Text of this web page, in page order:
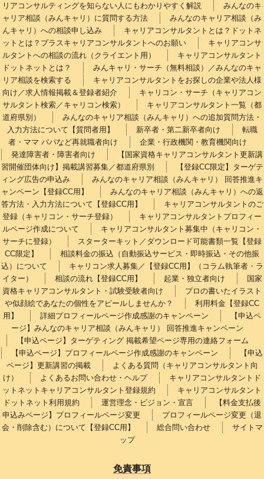
リアコンサルティングを知らない人にもわかりやすく解説
みんなのキ
ャリア相談（みんキャリ）に質問する方法
みんなのキャリア相談（み
んキャリ）への相談申し込み
キャリアコンサルタントとは？ドットネ
ットとは？プラスキャリアコンサルタントへのお願い
キャリアコンサ
ルタントへの相談の流れ（クライエント用）
キャリアコンサルタント
ドットネットとは？
みんキャリ・サーチ（無料相談）／みんなのキャ
リア相談を検索する
キャリアコンサルタントをお探しの企業や法人様
向け／求人情報掲載＆登録者紹介
キャリコン・サーチ（キャリアコン
サルタント検索／キャリコン検索）
キャリアコンサルタント一覧（都
道府県別）
みんなのキャリア相談（みんキャリ）への追加質問方法・
入力方法について【質問者用】
新卒者・第二新卒者向け
転職
者・ママ パパなど再就職者向け
企業・行政機関・教育機関向け
発達障害者・障害者向け
【国家資格キャリアコンサルタント更新講
習開催団体向け】掲載講習募集／都道府県別
【登録CC限定】ターゲテ
ィング広告の申込み
みんなのキャリア相談（みんキャリ） 回答推進キ
ャンペーン【登録CC用】
みんなのキャリア相談（みんキャリ）への返
答方法・入力方法について【登録CC用】
キャリアコンサルタントのご
登録（キャリコン・サーチ登録）
キャリアコンサルタントプロフィー
ルページ作成について
キャリアコンサルタント募集中（キャリコン・
サーチに登録）
スターターキット／ダウンロード可能書類一覧【登録
CC限定】
相談料金の振込（自動振込サービス・即時振込・その他振
込）について
キャリコン求人募集／【登録CC用】（コラム執筆者・ラ
イター）
相談の流れ【登録CC用】 起業・独立者向け
国家
資格キャリアコンサルタント・試験受験者向け
プロの書いたイラスト
や似顔絵であなたの個性をアピールしませんか？
利用料金【登録CC
用】
詳細プロフィールページ作成感謝のキャンペーン
【申込ペ
ージ】みんなのキャリア相談（みんキャリ） 回答推進キャンペーン
【申込ページ】ターゲティング 掲載希望ページ専用の連絡フォーム
【申込ページ】プロフィールページ作成感謝のキャンペーン
【申込
ページ】更新講習の掲載
よくある質問（キャリアコンサルタント向
け）
よくあるお問い合わせ・ヘルプ
キャリアコンサルタントド
ットネットキャリアコンサルタント登録規約
キャリアコンサルタント
ドットネット利用規約
運営理念・ビジョン・宣言
【料金支払後
申込みページ】プロフィールページ変更
プロフィールページ変更（退
会・削除含む）について【登録CC用】
総合問い合わせ
サイトマ
ップ
免責事項